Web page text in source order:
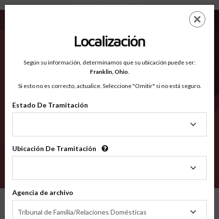
Madison AL - Condados Reconocidos
EN
Condados Reconocidos
2600
Localización
Según su información, determinamos que su ubicación puede ser:
Franklin, Ohio.
Si esto no es correcto, actualice. Seleccione "Omitir" si no está seguro.
Estado De Tramitación
Tramitación
Ubicación De Tramitación
Tramitación
Agencia de archivo
Tribunal de Familia/Relaciones Domésticas
de